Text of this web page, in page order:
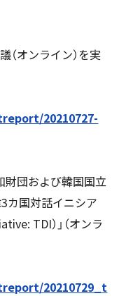
オンライン）を実
20210727-
財団および韓国国立
カ国対話イニシア
TDI）」（オンラ
20210729_t